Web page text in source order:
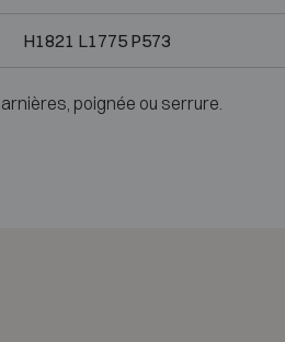
H1821 L1775 P573
poignée ou serrure.